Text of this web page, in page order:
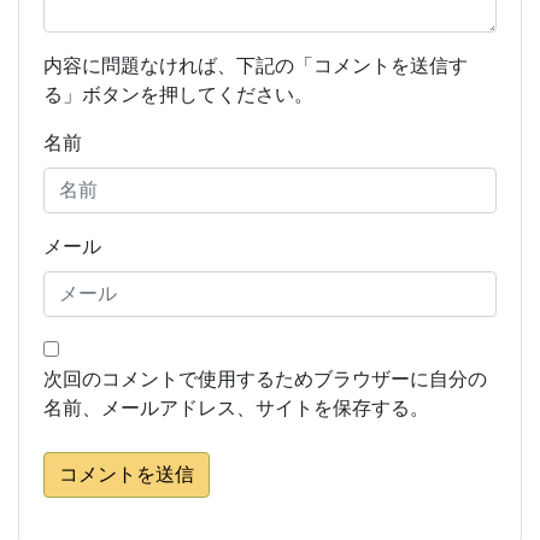
内容に問題なければ、下記の「コメントを送信す
る」ボタンを押してください。
名前
メール
次回のコメントで使用するためブラウザーに自分の
名前、メールアドレス、サイトを保存する。
コメントを送信